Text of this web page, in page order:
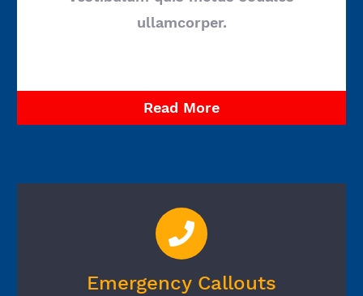
ullamcorper.
Read More
Emergency Callouts